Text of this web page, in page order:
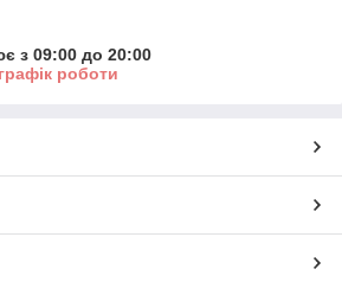
з 09:00 до 20:00
роботи